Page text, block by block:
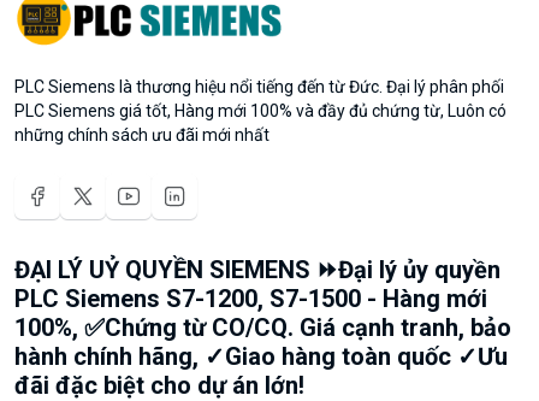
PLC Siemens là thương hiệu nổi tiếng đến từ Đức. Đại lý phân phối
PLC Siemens giá tốt, Hàng mới 100% và đầy đủ chứng từ, Luôn có
những chính sách ưu đãi mới nhất
ĐẠI LÝ UỶ QUYỀN SIEMENS ⏩Đại lý ủy quyền
PLC Siemens S7-1200, S7-1500 - Hàng mới
100%, ✅Chứng từ CO/CQ. Giá cạnh tranh, bảo
hành chính hãng, ✓Giao hàng toàn quốc ✓Ưu
đãi đặc biệt cho dự án lớn!